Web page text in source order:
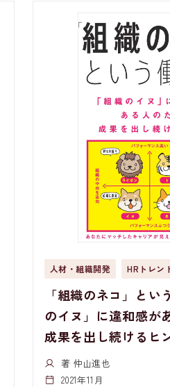
人材・組織開発 HRトレン
「組織のネコ」とい
のイヌ」に違和感が
成果を出し続けるヒ
著 仲山進也
2021年11月